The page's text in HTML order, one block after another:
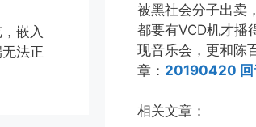
被黑社会分子出卖
都要有VCD机才播
现音乐会，更和陈
章： 20190420 回
相关文章：
嵌入
法正